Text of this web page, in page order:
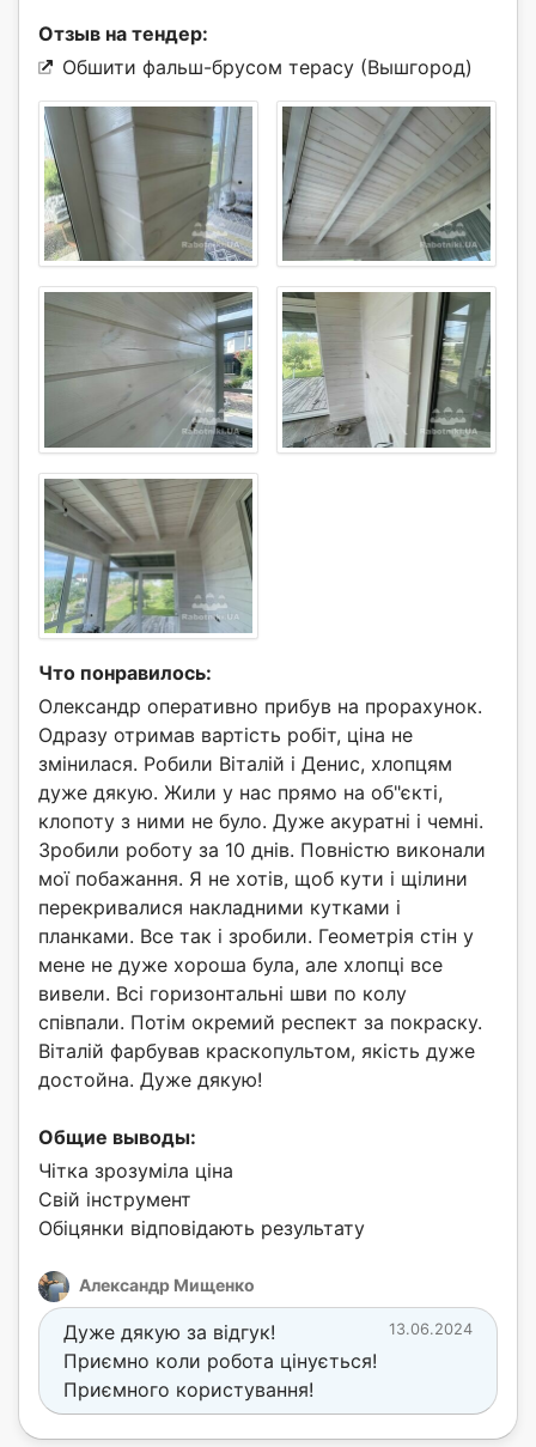
Отзыв на тендер:
Обшити фальш-брусом терасу (Вышгород)
Что понравилось:
Олександр оперативно прибув на прорахунок.
Одразу отримав вартість робіт, ціна не
змінилася. Робили Віталій і Денис, хлопцям
дуже дякую. Жили у нас прямо на об"єкті,
клопоту з ними не було. Дуже акуратні і чемні.
Зробили роботу за 10 днів. Повністю виконали
мої побажання. Я не хотів, щоб кути і щілини
перекривалися накладними кутками і
планками. Все так і зробили. Геометрія стін у
мене не дуже хороша була, але хлопці все
вивели. Всі горизонтальні шви по колу
співпали. Потім окремий респект за покраску.
Віталій фарбував краскопультом, якість дуже
достойна. Дуже дякую!
Общие выводы:
Чітка зрозуміла ціна
Свій інструмент
Обіцянки відповідають результату
Александр Мищенко
13.06.2024
Дуже дякую за відгук!
Приємно коли робота цінується!
Приємного користування!